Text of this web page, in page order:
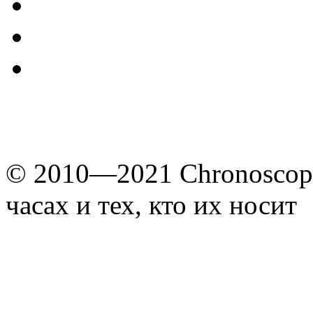
© 2010—2021
часах и тех, кто их носит